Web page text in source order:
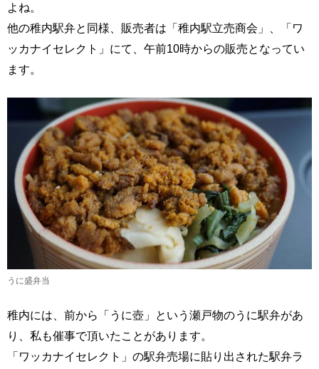
よね。
他の稚内駅弁と同様、販売者は「稚内駅立売商会」、「ワ
ッカナイセレクト」にて、午前10時からの販売となってい
ます。
うに盛弁当
稚内には、前から「うに壺」という瀬戸物のうに駅弁があ
り、私も催事で頂いたことがあります。
「ワッカナイセレクト」の駅弁売場に貼り出された駅弁ラ